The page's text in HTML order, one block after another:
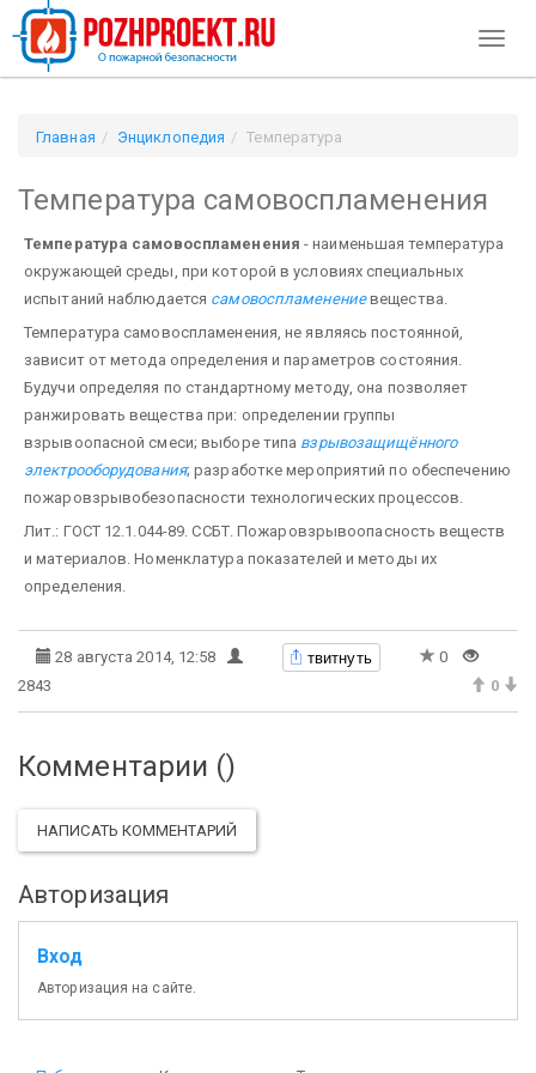
Главная Энциклопедия
Температура
Температура самовоспламенения
Температура самовоспламенения - наименьшая температура
окружающей среды, при которой в условиях специальных
испытаний наблюдается самовоспламенениевещества.
Температура самовоспламенения, не являясь постоянной,
зависит от метода определения и параметров состояния.
Будучи определяя по стандартному методу, она позволяет
ранжировать вещества при: определении группы
взрывоопасной смеси; выборе типа взрывозащищённого
электрооборудования; разработке мероприятий по обеспечению
пожаровзрывобезопасности технологических процессов.
Лит.: ГОСТ 12.1.044-89. ССБТ. Пожаровзрывоопасность веществ
и материалов. Номенклатура показателей и методы их
определения.
28 августа 2014, 12:58 твитнуть
0
2843
0
Комментарии ()
НАПИСАТЬ КОММЕНТАРИЙ
Авторизация
Вход
Авторизация на сайте.